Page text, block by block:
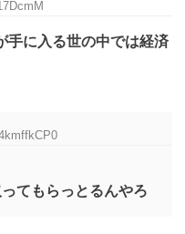
手に入る世の中では経済
てもらっとるんやろ